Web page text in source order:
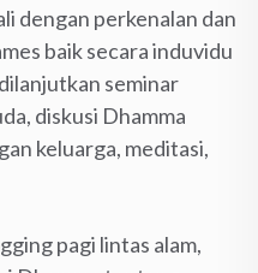
dengan perkenalan dan
baik secara induvidu
seminar
diskusi Dhamma
keluarga, meditasi,
pagi lintas alam,